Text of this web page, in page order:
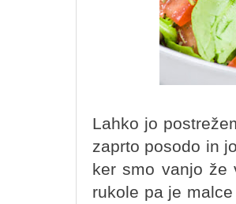
Lahko jo
zaprto posodo in
ker smo vanjo že
rukole pa je